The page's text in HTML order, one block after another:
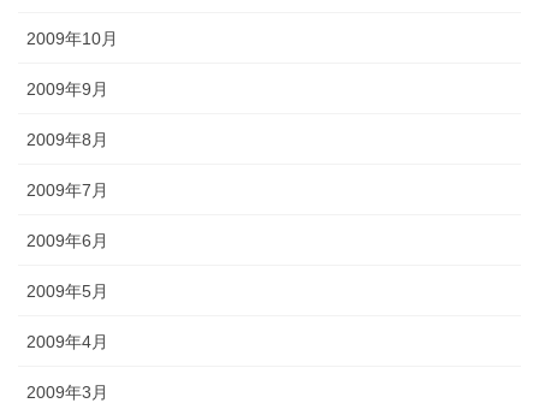
2009年10月
2009年9月
2009年8月
2009年7月
2009年6月
2009年5月
2009年4月
2009年3月